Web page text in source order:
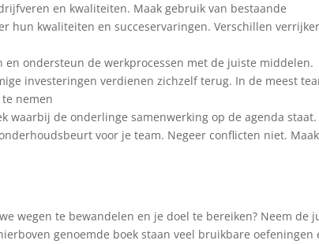
en kwaliteiten. Maak gebruik van bestaande
hun kwaliteiten en succeservaringen. Verschillen
ondersteun de werkprocessen met de juiste middelen.
investeringen verdienen zichzelf terug. In de meest
nemen
waarbij de onderlinge samenwerking op de agenda staat.
voor je team. Negeer conflicten niet.
wegen te bewandelen en je doel te bereiken? Neem de
genoemde boek staan veel bruikbare oefeningen